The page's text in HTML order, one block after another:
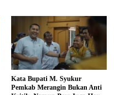
Kata Bupati M. Syukur
Pemkab Merangin Bukan Anti